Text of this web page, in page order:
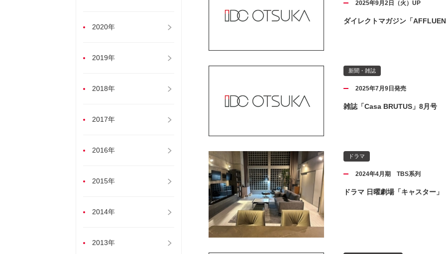
2020年
2019年
2018年
2017年
2016年
2015年
2014年
2013年
2025年9月2日（火）UP
ダイレクトマガジン「
新聞・雑誌
2025年7月9日発売
雑誌「Casa BRUTUS」8月号
ドラマ
2024年4月期 TBS系列
ドラマ 日曜劇場「キャスター」